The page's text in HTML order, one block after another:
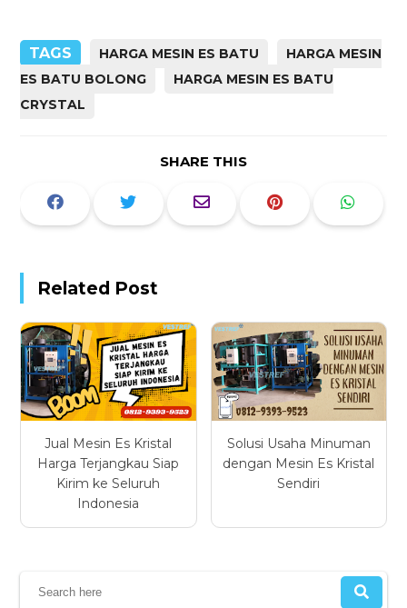
TAGS HARGA MESIN ES BATU
HARGA MESIN
ES BATU BOLONG
HARGA MESIN ES BATU
CRYSTAL
SHARE THIS
Related Post
Jual Mesin Es Kristal
Harga Terjangkau Siap
Kirim ke Seluruh
Indonesia
Solusi Usaha Minuman
dengan Mesin Es Kristal
Sendiri